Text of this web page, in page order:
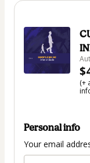
(+
Personal info
Your email